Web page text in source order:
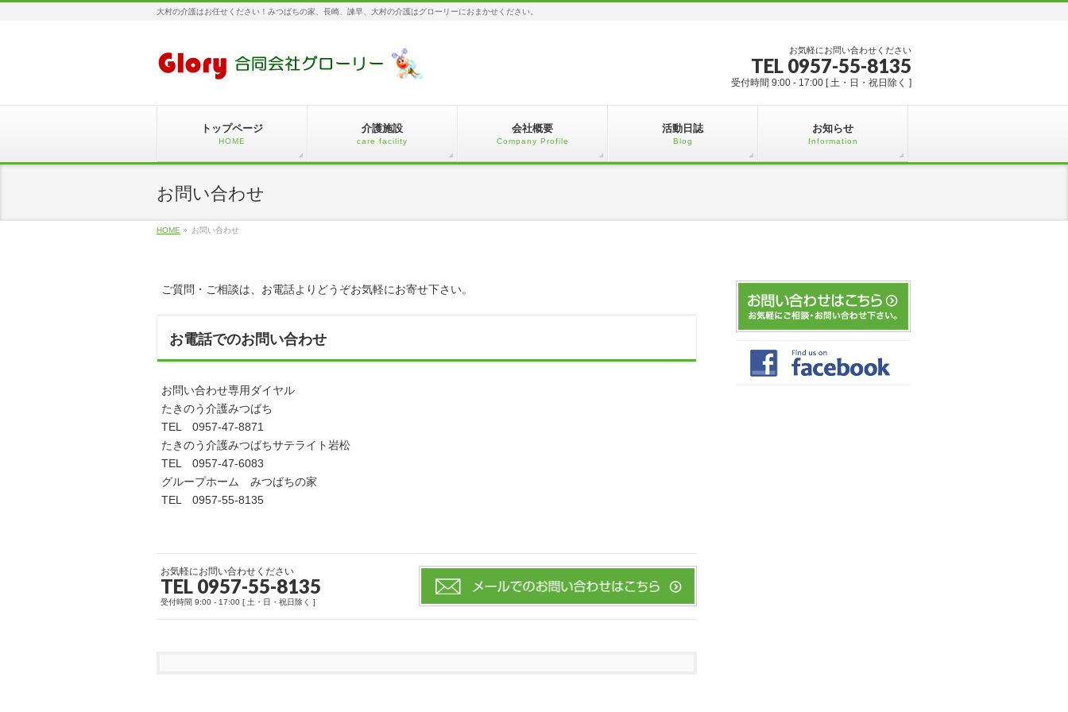
大村の介護はお任せください！みつばちの家、長崎、諫早、大村の介護はグローリーにおまかせください。
お気軽にお問い合わせください
TEL 0957-55-8135
受付時間 9:00 - 17:00 [ 土・日・祝日除く ]
トップページ
HOME
介護施設
care facility
会社概要
Company Profile
活動日誌
Blog
お知らせ
Information
お問い合わせ
HOME » お問い合わせ
ご質問・ご相談は、お電話よりどうぞお気軽にお寄せ下さい。
お電話でのお問い合わせ
お問い合わせ専用ダイヤル
たきのう介護みつばち
TEL 0957-47-8871
たきのう介護みつばちサテライト岩松
TEL 0957-47-6083
グループホーム みつばちの家
TEL 0957-55-8135
お気軽にお問い合わせください
TEL 0957-55-8135
受付時間 9:00 - 17:00 [ 土・日・祝日除く ]